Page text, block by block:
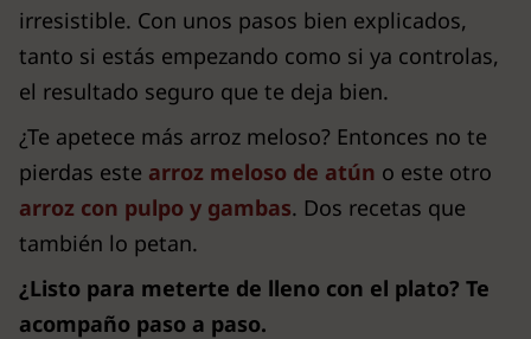
irresistible. Con unos pasos bien explicados,
tanto si estás empezando como si ya controlas,
el resultado seguro que te deja bien.
¿Te apetece más arroz meloso? Entonces no te
pierdas este arroz meloso de atún o este otro
arroz con pulpo y gambas. Dos recetas que
también lo petan.
¿Listo para meterte de lleno con el plato? Te
acompaño paso a paso.